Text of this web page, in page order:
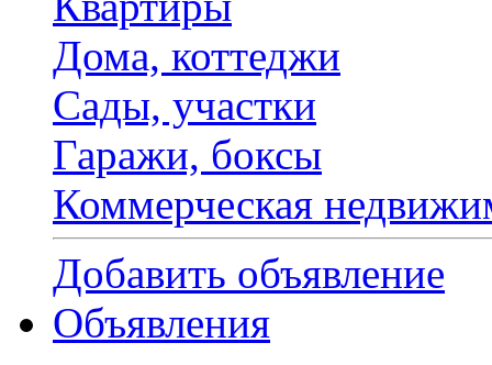
Дома, коттеджи
Сады, участки
Гаражи, боксы
Коммерческая
Добавить объявление
Объявления